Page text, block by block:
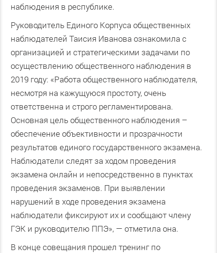
наблюдения в республике.
Руководитель Единого Корпуса общественных
наблюдателей Таисия Иванова ознакомила с
организацией и стратегическими задачами по
осуществлению общественного наблюдения в
2019 году: «Работа общественного наблюдателя,
несмотря на кажущуюся простоту, очень
ответственна и строго регламентирована.
Основная цель общественного наблюдения –
обеспечение объективности и прозрачности
результатов единого государственного экзамена.
Наблюдатели следят за ходом проведения
экзамена онлайн и непосредственно в пунктах
проведения экзаменов. При выявлении
нарушений в ходе проведения экзамена
наблюдатели фиксируют их и сообщают члену
ГЭК и руководителю ППЭ», — отметила она.
В конце совещания прошел тренинг по